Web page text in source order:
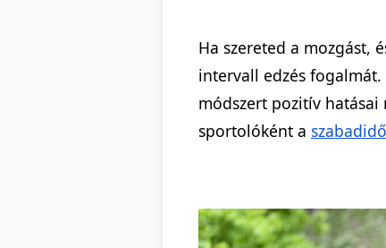
Ha szereted a mozgást,
intervall edzés
módszert pozitív
sportolóként a